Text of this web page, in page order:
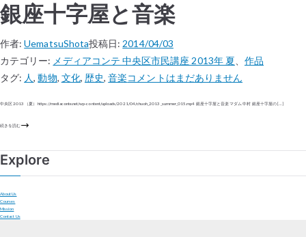
銀座十字屋と音楽
作者:UematsuShota投稿日: 2014/04/03
カテゴリー: メディアコンテ 中央区市民講座 2013年 夏
作品
タグ: 人,動物, 文化, 歴史,音楽コメントはまだありません
中央区 2013（夏） https://mediaconte.net/wp-content/uploads/2021/04/chuoh_2013_summer_015.mp4 銀座十字屋と音楽 マダム 中村 銀座十字屋の […]
続きを読む
Explore
About Us
Courses
Mission
Contact Us